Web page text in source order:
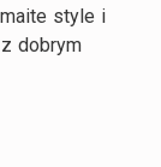
style i
dobrym